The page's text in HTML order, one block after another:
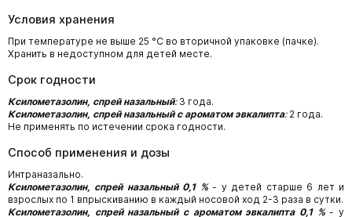
Условия хранения
При температуре не выше 25 °С во вторичной упаковке (пачке).
Хранить в недоступном для детей месте.
Срок годности
Ксилометазолин, спрей назальный:3 года.
Ксилометазолин, спрей назальный с ароматом эвкалипта: 2 года.
Не применять по истечении срока годности.
Способ применения и дозы
Интраназально.
Ксилометазолин, спрей назальный 0,1 %- у детей старше 6 лет и
взрослых по 1 впрыскиванию в каждый носовой ход 2-3 раза в сутки.
Ксилометазолин, спрей назальный с ароматом эвкалипта 0,1 % - у